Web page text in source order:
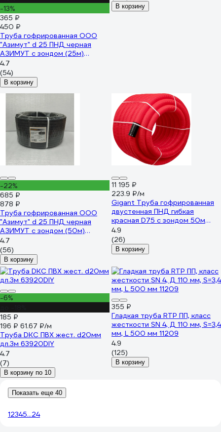
-13%
365 ₽
450 ₽
Труба гофрированная ООО
"Азимут" d 25 ПНД черная
АЗИМУТ с зондом (25м)
00000001548
4.7
(54)
В корзину
В корзину
-22%
685 ₽
878 ₽
Труба гофрированная ООО
"Азимут" d 25 ПНД черная
АЗИМУТ с зондом (50м)
00000001146
4.7
(56)
В корзину
11 195 ₽
223.9 ₽/м
Gigant Труба гофрированная
двустенная ПНД гибкая
красная D75 с зондом 50м
801075GI
4.9
(26)
В корзину
-6%
185 ₽
196 ₽ 61.67 ₽/м
Труба DKC ПВХ жест. d20мм
дл.3м 63920DIY
4.7
(7)
В корзину по 10
355 ₽
Гладкая труба RTP ПП, класс
жесткости SN 4, Д 110 мм, S=3,4
мм, L 500 мм 11209
4.9
(125)
В корзину
Показать еще 40
12345...24